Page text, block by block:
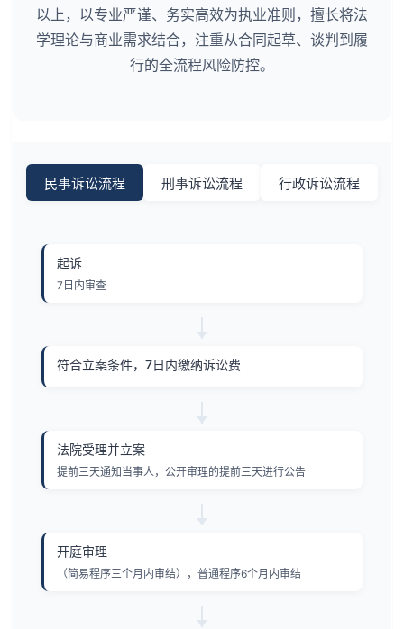
以上，以专业严谨、务实高效为执业准则，擅长将法
学理论与商业需求结合，注重从合同起草、谈判到履
行的全流程风险防控。
民事诉讼流程 刑事诉讼流程 行政诉讼流程
起诉
7日内审查
符合立案条件，7日内缴纳诉讼费
法院受理并立案
提前三天通知当事人，公开审理的提前三天进行公告
开庭审理
（简易程序三个月内审结），普通程序6个月内审结